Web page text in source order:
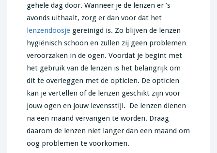
gehele dag door. Wanneer je de lenzen er ’s
avonds uithaalt, zorg er dan voor dat het
lenzendoosje gereinigd is. Zo blijven de lenzen
hygiënisch schoon en zullen zij geen problemen
veroorzaken in de ogen. Voordat je begint met
het gebruik van de lenzen is het belangrijk om
dit te overleggen met de opticien. De opticien
kan je vertellen of de lenzen geschikt zijn voor
jouw ogen en jouw levensstijl. De lenzen dienen
na een maand vervangen te worden. Draag
daarom de lenzen niet langer dan een maand om
oog problemen te voorkomen.